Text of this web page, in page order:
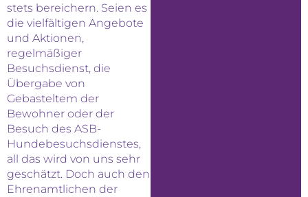
stets bereichern. Seien es
die vielfältigen Angebote
und Aktionen,
regelmäßiger
Besuchsdienst, die
Übergabe von
Gebasteltem der
Bewohner oder der
Besuch des ASB-
Hundebesuchsdienstes,
all das wird von uns sehr
geschätzt. Doch auch den
Ehrenamtlichen der